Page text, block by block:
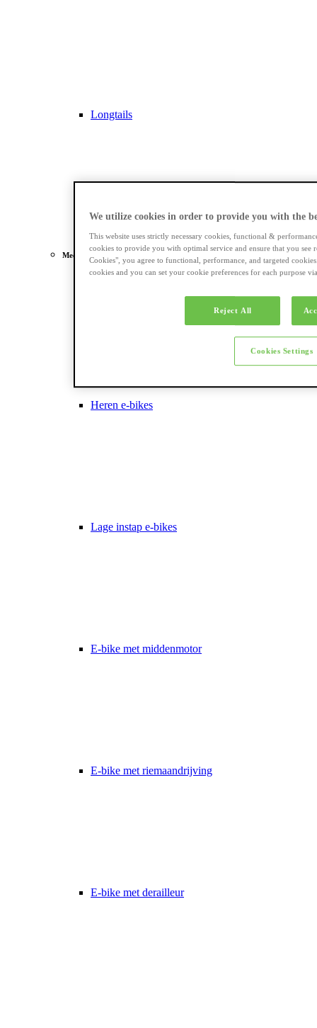
Longtails
Meest gezocht
Heren e-bikes
Lage instap e-bikes
E-bike met middenmotor
E-bike met riemaandrijving
E-bike met derailleur
We utilize cookies in order to provide you with the
This website uses strictly necessary cookies, functional &
cookies to provide you with optimal service and ensure that you
Cookies", you agree to functional, performance, and targeted
cookies and you can set your cookie preferences for each purpose
Reject All
Cookies Settings